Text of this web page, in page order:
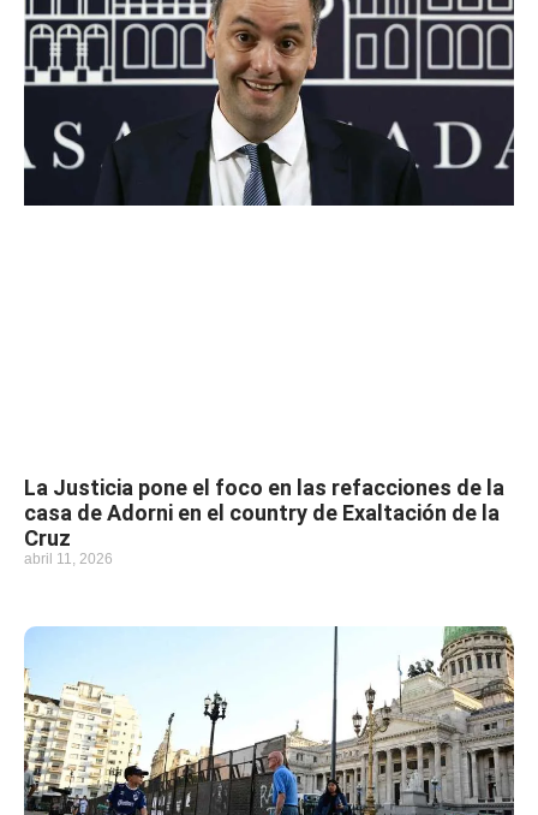
La Justicia pone el foco en las refacciones de la
casa de Adorni en el country de Exaltación de la
Cruz
abril 11, 2026